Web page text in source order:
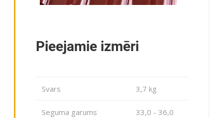
Pieejamie izmēri
Svars 3,7 kg
Seguma garums
33,0 - 36,0